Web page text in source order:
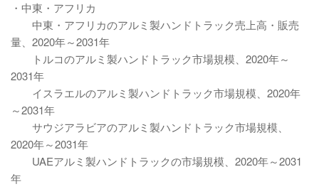
・中東・アフリカ
中東・アフリカのアルミ製ハンドトラック売上高・販売
量、2020年～2031年
トルコのアルミ製ハンドトラック市場規模、2020年～
2031年
イスラエルのアルミ製ハンドトラック市場規模、2020年
～2031年
サウジアラビアのアルミ製ハンドトラック市場規模、
2020年～2031年
UAEアルミ製ハンドトラックの市場規模、2020年～2031
年